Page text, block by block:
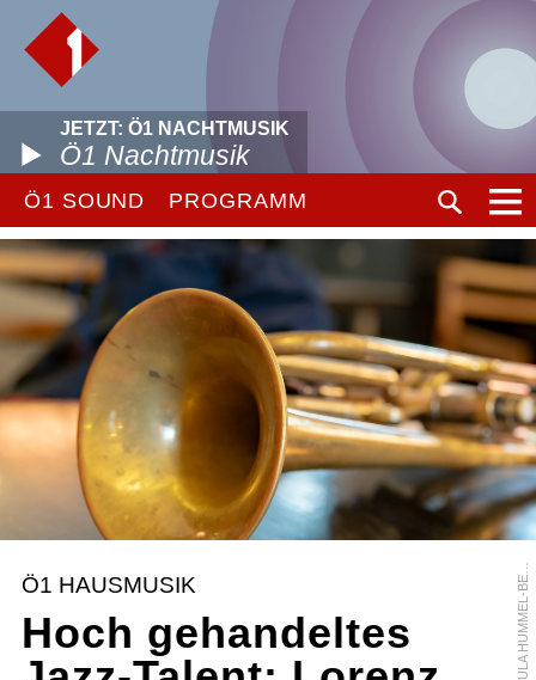
JETZT: Ö1 NACHTMUSIK
Ö1 Nachtmusik
Ö1 SOUND PROGRAMM
O
R
F
/
U
R
S
U
L
A
H
U
M
M
E
L
-
B
R
G
E
R
Ö1 HAUSMUSIK
Hoch gehandeltes